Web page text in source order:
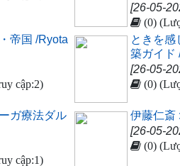
[26-05-
(0)
帝国 /Ryota
cập:2)
ときを感
築ガイド
[26-05-
(0)
ガ療法ダル
cập:1)
伊藤仁斎
[26-05-
(0)